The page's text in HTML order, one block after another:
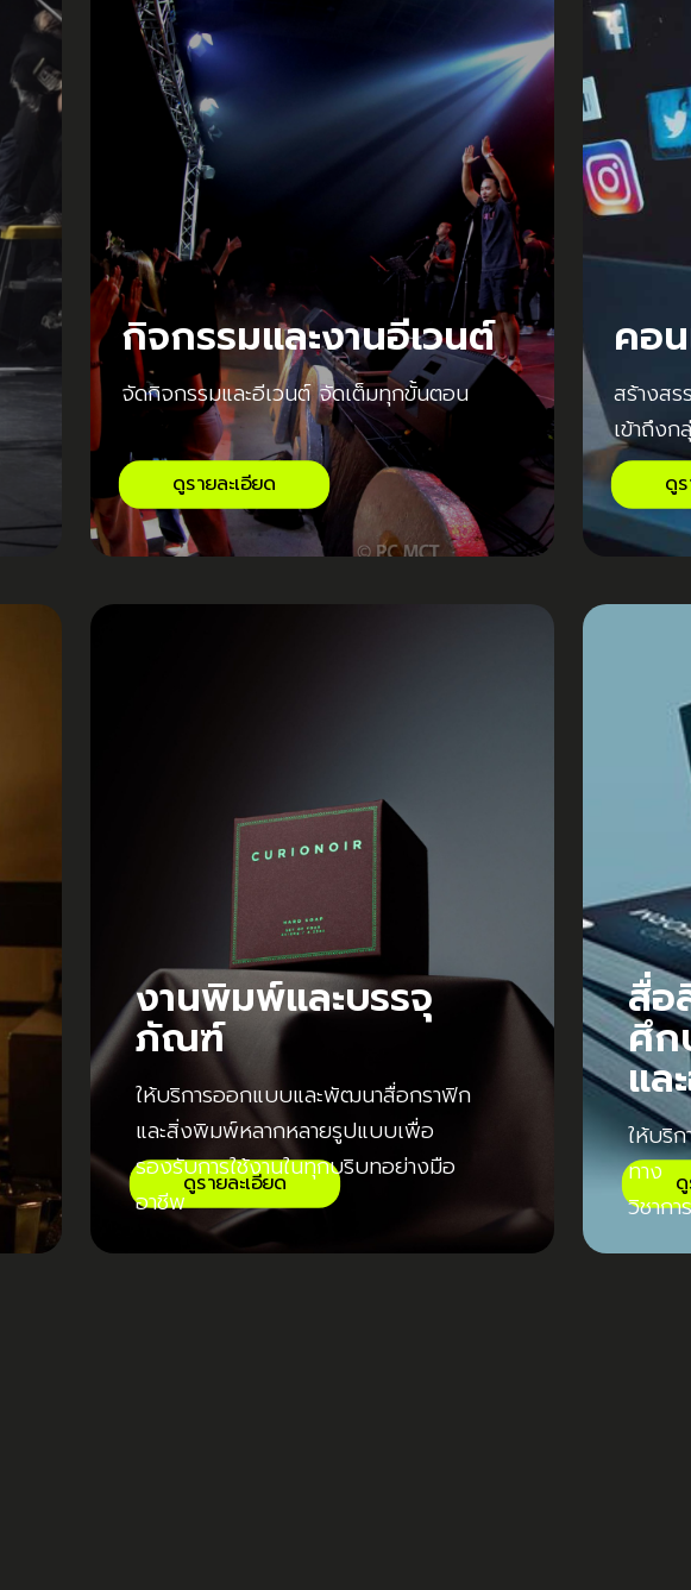
ดูรายละเอียด
กิจกรรมและงานอีเวนต์
จัดกิจกรรมและอีเวนต์ จัดเต็มทุกขั้นตอน
ดู
คอ
สร้างส
เข้าถึงก
ดูรายละเอียด
งานพิมพ์และบรรจุ
ภัณฑ์
ให้บริการออกแบบและพัฒนาสื่อกราฟิก
และสิ่งพิมพ์หลากหลายรูปแบบเพื่อ
รองรับการใช้งานในทุกบริบทอย่างมือ
อาชีพ
สื่อ
ศึก
แล
ให้บริ
ทาง
วิชาก